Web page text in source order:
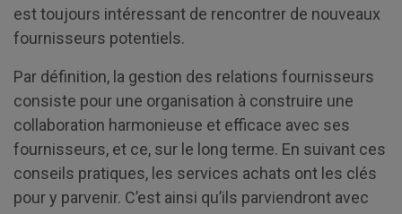
est toujours intéressant de rencontrer de nouveaux
fournisseurs potentiels.
Par définition, la gestion des relations fournisseurs
consiste pour une organisation à construire une
collaboration harmonieuse et efficace avec ses
fournisseurs, et ce, sur le long terme. En suivant ces
conseils pratiques, les services achats ont les clés
pour y parvenir. C’est ainsi qu’ils parviendront avec